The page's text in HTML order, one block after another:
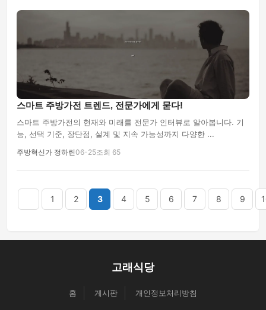
스마트 주방가전 트렌드, 전문가에게 묻다!
스마트 주방가전의 현재와 미래를 전문가 인터뷰로 알아봅니다. 기
능, 선택 기준, 장단점, 설계 및 지속 가능성까지 다양한 ...
주방혁신가 정하린06-25조회 65
1 2 3 4 5 6 7 8 9
고래식당
홈 게시판 개인정보처리방침